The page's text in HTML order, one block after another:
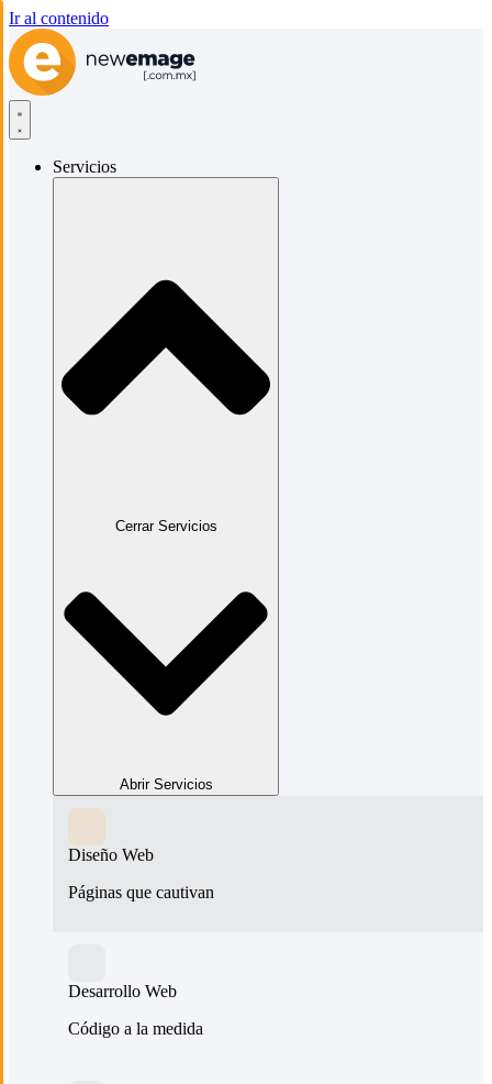
Ir al contenido
Servicios
Cerrar Servicios
Abrir Servicios
Diseño Web
Páginas que cautivan
Desarrollo Web
Código a la medida